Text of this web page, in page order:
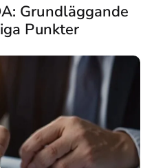
Grundläggande
Punkter